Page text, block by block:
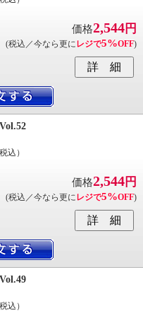
価格2,544円
(税込／今なら更に レジで5%OFF)
税込）
価格2,544円
(税込／今なら更に レジで5%OFF)
税込）